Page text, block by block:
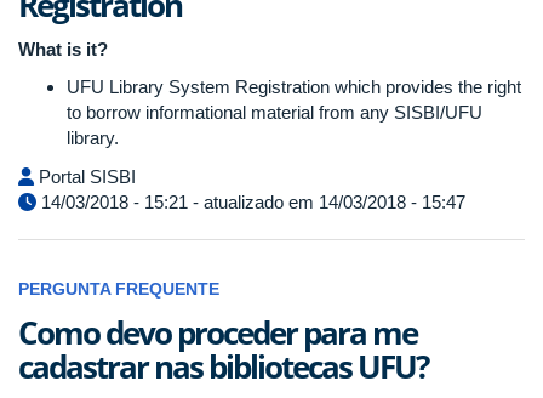
What is it?
UFU Library System Registration which provides the right
to borrow informational material from any SISBI/UFU
library.
Portal SISBI
14/03/2018 - 15:21 - atualizado em 14/03/2018 - 15:47
PERGUNTA FREQUENTE
Como devo proceder para me
cadastrar nas bibliotecas UFU?